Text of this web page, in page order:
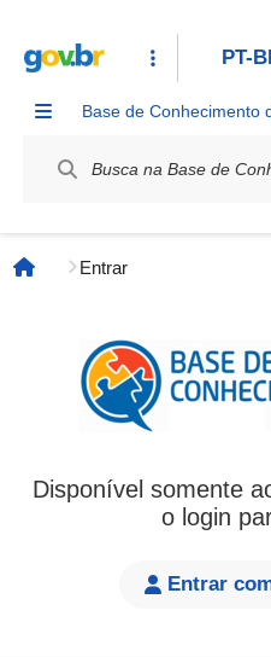
PT-
Base de Conhecimento
Página inicial
Entrar
Disponível somente
o login
Entrar